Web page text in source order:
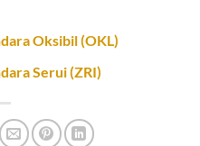
Oksibil (OKL)
Serui (ZRI)